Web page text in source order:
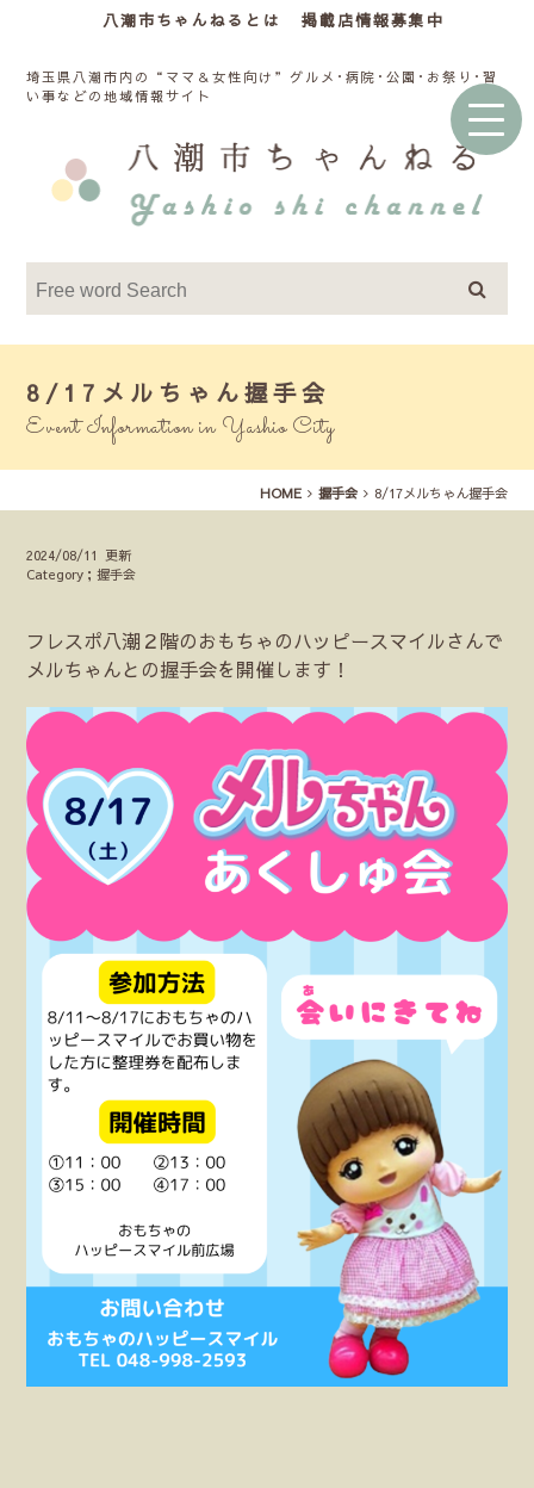
八潮市ちゃんねるとは 掲載店情報募集中
埼玉県八潮市内の“ママ＆女性向け”グルメ･病院･公園･お祭り･習
い事などの地域情報サイト
8/17メルちゃん握手会
Event Information in Yashio City
HOME 握手会 8/17メルちゃん握手会
2024/08/11 更新
Category；握手会
フレスポ八潮２階のおもちゃのハッピースマイルさんで
メルちゃんとの握手会を開催します！